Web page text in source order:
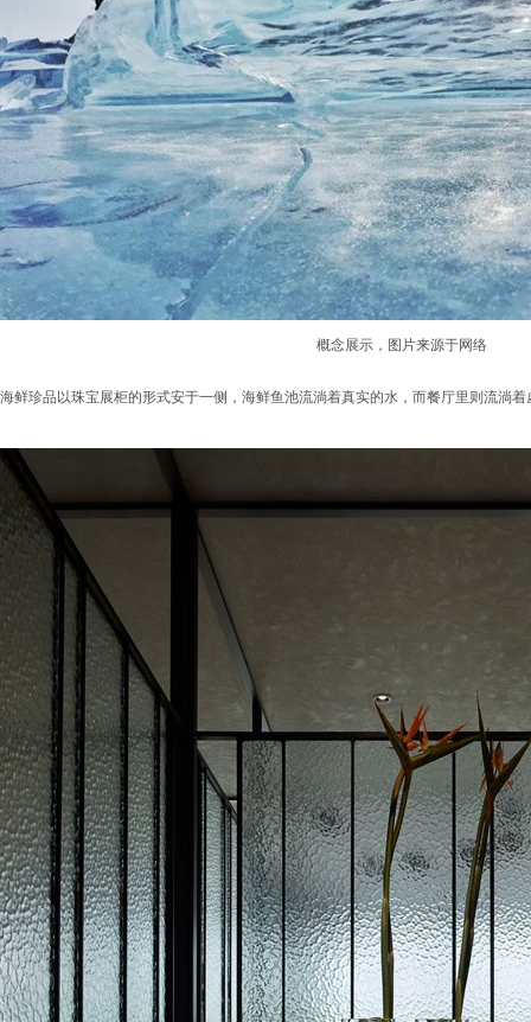
概念展示，图片来源于网络
海鲜珍品以珠宝展柜的形式安于一侧，海鲜鱼池流淌着真实的水，而餐厅里则流淌